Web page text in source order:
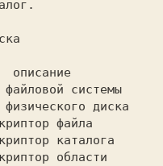
описание
системы
диска
файла
каталога
области